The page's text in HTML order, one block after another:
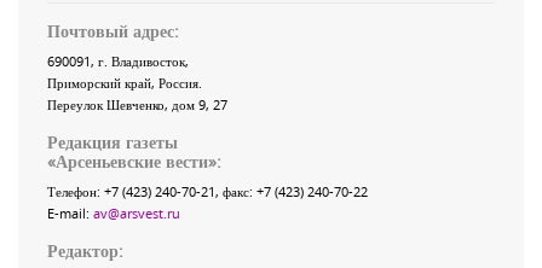
Почтовый адрес:
690091, г. Владивосток,
Приморский край, Россия
Переулок Шевченко, дом 9, 27
Редакция газеты
«Арсеньевские вести»:
Телефон: +7 (423) 240-70-21, факс: +7 (423) 240-70-22
E-mail: av@arsvest.ru
Редактор: